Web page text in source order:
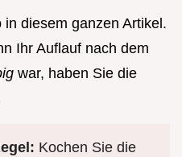
diesem ganzen Artikel.
Ihr Auflauf nach dem
war, haben Sie die
Kochen Sie die